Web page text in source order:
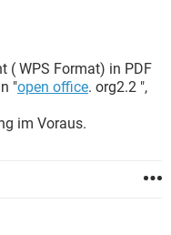
( WPS Format) in PDF
"open office. org2.2 ",
im Voraus.